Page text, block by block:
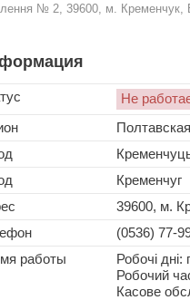
№ 2, 39600, м. Кременчук,
Не
Полтавская
Кременчуг
39600, м.
(0536) 77-
работы
Робочі дні:
Робочий
Касове